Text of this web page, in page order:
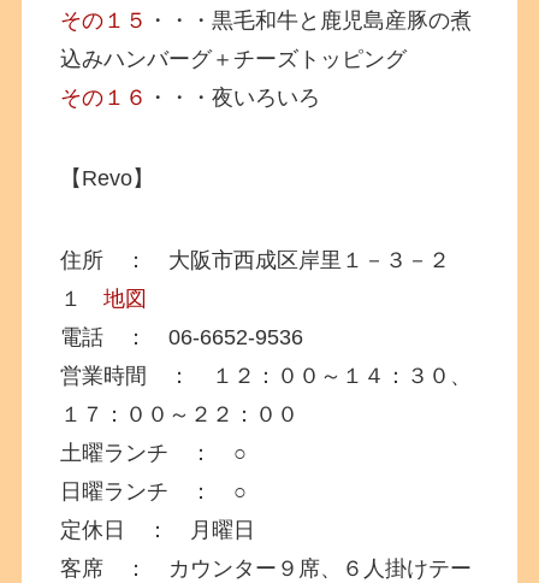
その１５ ・・・黒毛和牛と鹿児島産豚の煮
込みハンバーグ＋チーズトッピング
その１６ ・・・夜いろいろ
【Revo】
住所 ： 大阪市西成区岸里１－３－２
１地図
電話 ： 06-6652-9536
営業時間 ： １２：００～１４：３０、
１７：００～２２：００
土曜ランチ ： ○
日曜ランチ ： ○
定休日 ： 月曜日
客席 ： カウンター９席、６人掛けテー